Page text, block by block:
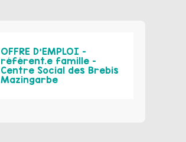
OFFRE D’EMPLOI –
référent.e famille –
Centre Social des Brebis
Mazingarbe